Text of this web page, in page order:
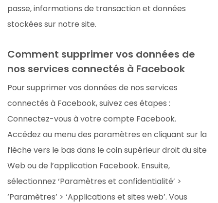
passe, informations de transaction et données
stockées sur notre site.
Comment supprimer vos données de
nos services connectés à Facebook
Pour supprimer vos données de nos services
connectés à Facebook, suivez ces étapes :
Connectez-vous à votre compte Facebook.
Accédez au menu des paramètres en cliquant sur la
flèche vers le bas dans le coin supérieur droit du site
Web ou de l’application Facebook. Ensuite,
sélectionnez ‘Paramètres et confidentialité’ >
‘Paramètres’ > ‘Applications et sites web’. Vous